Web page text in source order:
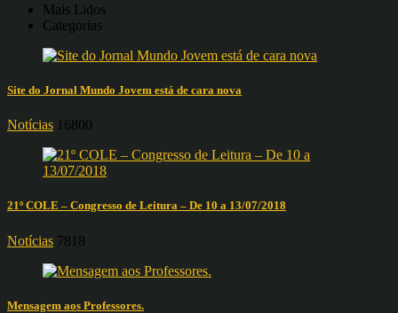
Mais Lidos
Categorias
Site do Jornal Mundo Jovem está de cara nova
Notícias 16800
21º COLE – Congresso de Leitura – De 10 a 13/07/2018
Notícias 7818
Mensagem aos Professores.